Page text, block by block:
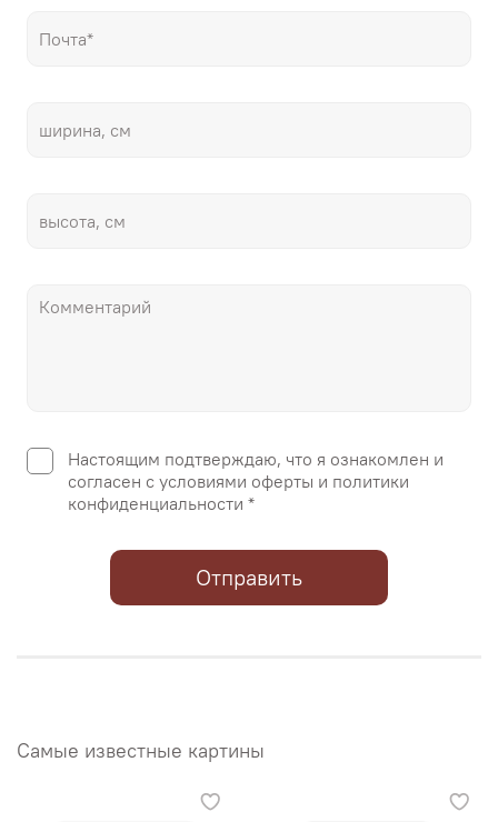
Настоящим подтверждаю, что я ознакомлен и
согласен с условиями оферты и политики
конфиденциальности *
Отправить
Самые известные картины